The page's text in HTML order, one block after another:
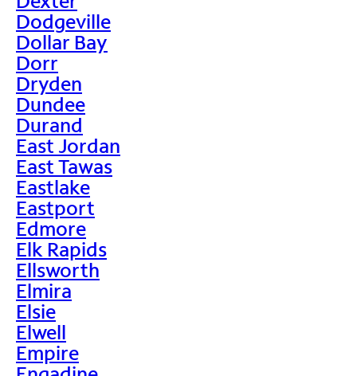
Dodgeville
Dollar Bay
Dorr
Dryden
Dundee
Durand
East Jordan
East Tawas
Eastlake
Eastport
Edmore
Elk Rapids
Ellsworth
Elmira
Elsie
Elwell
Empire